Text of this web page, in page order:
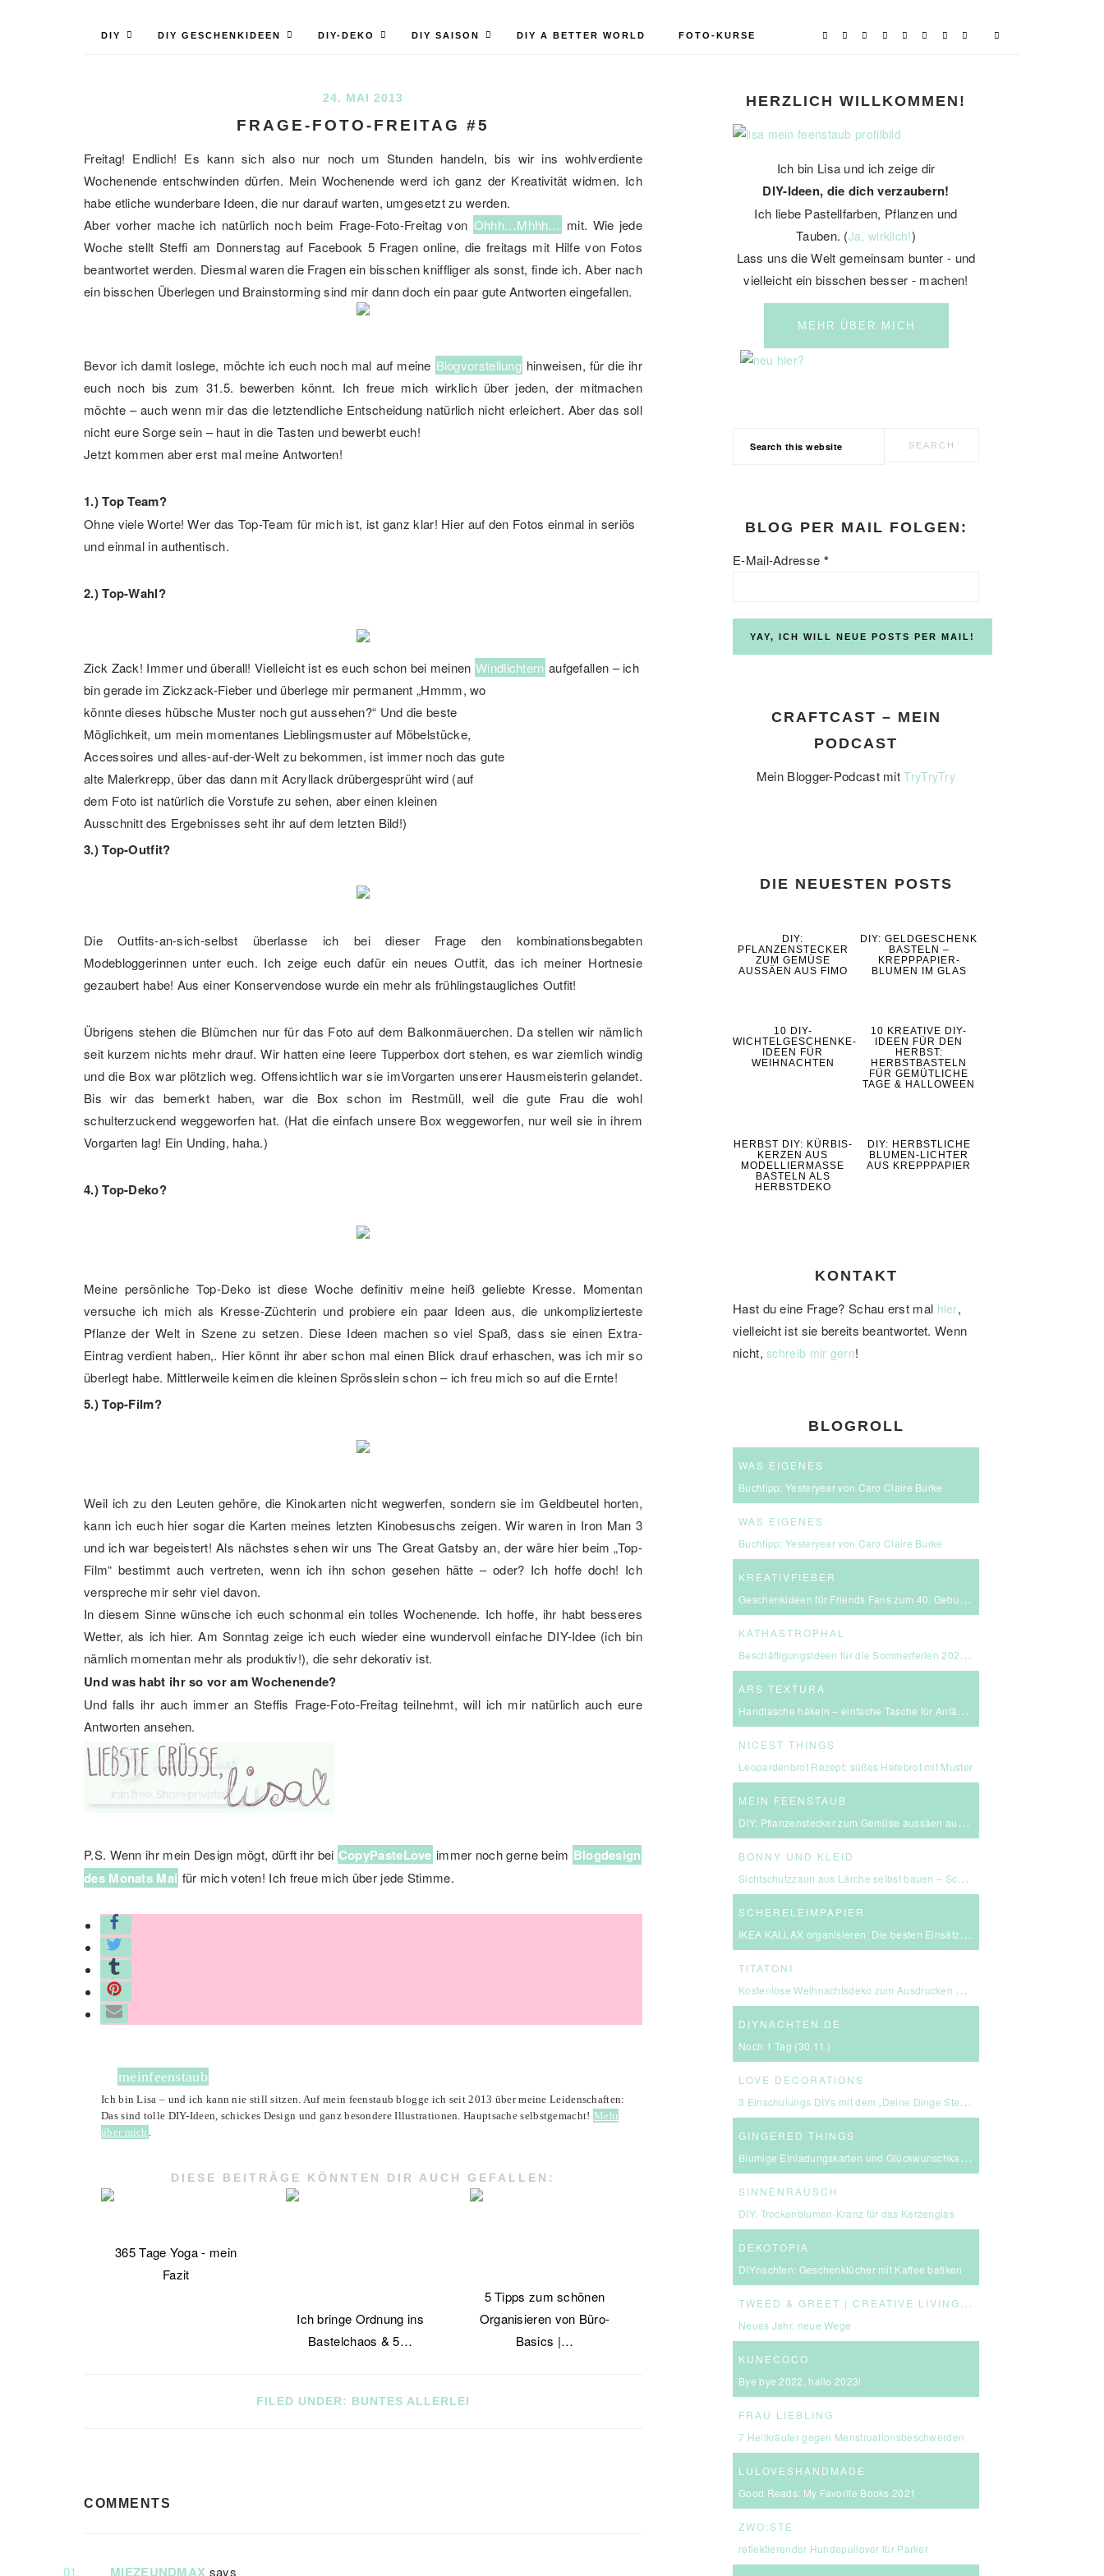
DIY DIY GESCHENKIDEEN DIY-DEKO DIY SAISON DIY A BETTER WORLD FOTO-KURSE
24. MAI 2013
FRAGE-FOTO-FREITAG #5
Freitag! Endlich! Es kann sich also nur noch um Stunden handeln, bis wir ins wohlverdiente
Wochenende entschwinden dürfen. Mein Wochenende werd ich ganz der Kreativität widmen. Ich
habe etliche wunderbare Ideen, die nur darauf warten, umgesetzt zu werden.
Aber vorher mache ich natürlich noch beim Frage-Foto-Freitag von Ohhh…Mhhh… mit. Wie jede
Woche stellt Steffi am Donnerstag auf Facebook 5 Fragen online, die freitags mit Hilfe von Fotos
beantwortet werden. Diesmal waren die Fragen ein bisschen kniffliger als sonst, finde ich. Aber nach
ein bisschen Überlegen und Brainstorming sind mir dann doch ein paar gute Antworten eingefallen.
Bevor ich damit loslege, möchte ich euch noch mal auf meine Blogvorstellung hinweisen, für die ihr
euch noch bis zum 31.5. bewerben könnt. Ich freue mich wirklich über jeden, der mitmachen
möchte – auch wenn mir das die letztendliche Entscheidung natürlich nicht erleichert. Aber das soll
nicht eure Sorge sein – haut in die Tasten und bewerbt euch!
Jetzt kommen aber erst mal meine Antworten!
1.) Top Team?
Ohne viele Worte! Wer das Top-Team für mich ist, ist ganz klar! Hier auf den Fotos einmal in seriös
und einmal in authentisch.
2.) Top-Wahl?
Zick Zack! Immer und überall! Vielleicht ist es euch schon bei meinen Windlichtern aufgefallen – ich
bin gerade im Zickzack-Fieber und überlege mir permanent „Hmmm, wo
könnte dieses hübsche Muster noch gut aussehen?“ Und die beste
Möglichkeit, um mein momentanes Lieblingsmuster auf Möbelstücke,
Accessoires und alles-auf-der-Welt zu bekommen, ist immer noch das gute
alte Malerkrepp, über das dann mit Acryllack drübergesprüht wird (auf
dem Foto ist natürlich die Vorstufe zu sehen, aber einen kleinen
Ausschnitt des Ergebnisses seht ihr auf dem letzten Bild!)
3.) Top-Outfit?
Die Outfits-an-sich-selbst überlasse ich bei dieser Frage den kombinationsbegabten
Modebloggerinnen unter euch. Ich zeige euch dafür ein neues Outfit, das ich meiner Hortnesie
gezaubert habe! Aus einer Konservendose wurde ein mehr als frühlingstaugliches Outfit!
Übrigens stehen die Blümchen nur für das Foto auf dem Balkonmäuerchen. Da stellen wir nämlich
seit kurzem nichts mehr drauf. Wir hatten eine leere Tupperbox dort stehen, es war ziemlich windig
und die Box war plötzlich weg. Offensichtlich war sie imVorgarten unserer Hausmeisterin gelandet.
Bis wir das bemerkt haben, war die Box schon im Restmüll, weil die gute Frau die wohl
schulterzuckend weggeworfen hat. (Hat die einfach unsere Box weggeworfen, nur weil sie in ihrem
Vorgarten lag! Ein Unding, haha.)
4.) Top-Deko?
Meine persönliche Top-Deko ist diese Woche definitiv meine heiß geliebte Kresse. Momentan
versuche ich mich als Kresse-Züchterin und probiere ein paar Ideen aus, die unkomplizierteste
Pflanze der Welt in Szene zu setzen. Diese Ideen machen so viel Spaß, dass sie einen Extra-
Eintrag verdient haben,. Hier könnt ihr aber schon mal einen Blick drauf erhaschen, was ich mir so
überlegt habe. Mittlerweile keimen die kleinen Sprösslein schon – ich freu mich so auf die Ernte!
5.) Top-Film?
Weil ich zu den Leuten gehöre, die Kinokarten nicht wegwerfen, sondern sie im Geldbeutel horten,
kann ich euch hier sogar die Karten meines letzten Kinobesuschs zeigen. Wir waren in Iron Man 3
und ich war begeistert! Als nächstes sehen wir uns The Great Gatsby an, der wäre hier beim „Top-
Film“ bestimmt auch vertreten, wenn ich ihn schon gesehen hätte – oder? Ich hoffe doch! Ich
verspreche mir sehr viel davon.
In diesem Sinne wünsche ich euch schonmal ein tolles Wochenende. Ich hoffe, ihr habt besseres
Wetter, als ich hier. Am Sonntag zeige ich euch wieder eine wundervoll einfache DIY-Idee (ich bin
nämlich momentan mehr als produktiv!), die sehr dekorativ ist.
Und was habt ihr so vor am Wochenende?
Und falls ihr auch immer an Steffis Frage-Foto-Freitag teilnehmt, will ich mir natürlich auch eure
Antworten ansehen.
P.S. Wenn ihr mein Design mögt, dürft ihr bei CopyPasteLove immer noch gerne beim Blogdesign
des Monats Mai für mich voten! Ich freue mich über jede Stimme.
meinfeenstaub
Ich bin Lisa – und ich kann nie still sitzen. Auf mein feenstaub blogge ich seit 2013 über meine Leidenschaften:
Das sind tolle DIY-Ideen, schickes Design und ganz besondere Illustrationen. Hauptsache selbstgemacht! Mehr
über mich .
DIESE BEITRÄGE KÖNNTEN DIR AUCH GEFALLEN:
365 Tage Yoga - mein
Fazit
Ich bringe Ordnung ins
Bastelchaos & 5…
5 Tipps zum schönen
Organisieren von Büro-
Basics |…
FILED UNDER: BUNTES ALLERLEI
INTERACTIONS
COMMENTS
MIEZEUNDMAX says
PRIMARY
SIDEBAR
HERZLICH WILLKOMMEN!
Ich bin Lisa und ich zeige dir
DIY-Ideen, die dich verzaubern!
Ich liebe Pastellfarben, Pflanzen und
Tauben. (Ja, wirklich!)
Lass uns die Welt gemeinsam bunter - und
vielleicht ein bisschen besser - machen!
MEHR ÜBER MICH
BLOG PER MAIL FOLGEN:
E-Mail-Adresse *
CRAFTCAST – MEIN
PODCAST
Mein Blogger-Podcast mitTryTryTry
DIE NEUESTEN POSTS
DIY:
PFLANZENSTECKER
ZUM GEMÜSE
AUSSÄEN AUS FIMO
DIY: GELDGESCHENK
BASTELN –
KREPPPAPIER-
BLUMEN IM GLAS
10 DIY-
WICHTELGESCHENKE-
IDEEN FÜR
WEIHNACHTEN
10 KREATIVE DIY-
IDEEN FÜR DEN
HERBST:
HERBSTBASTELN
FÜR GEMÜTLICHE
TAGE & HALLOWEEN
HERBST DIY: KÜRBIS-
KERZEN AUS
MODELLIERMASSE
BASTELN ALS
HERBSTDEKO
DIY: HERBSTLICHE
BLUMEN-LICHTER
AUS KREPPPAPIER
KONTAKT
Hast du eine Frage? Schau erst mal hier,
vielleicht ist sie bereits beantwortet. Wenn
nicht,schreib mir gern!
BLOGROLL
WAS EIGENES
Buchtipp: Yesteryear von Caro Claire Burke
WAS EIGENES
Buchtipp: Yesteryear von Caro Claire Burke
KREATIVFIEBER
Geschenkideen für Friends Fans zum 40. Geburtstag
KATHASTROPHAL
Beschäftigungsideen für die Sommerferien 2026 – in Ludwigsburg, Stuttgart & Umgebung
ARS TEXTURA
Handtasche häkeln – einfache Tasche für Anfängerinnen
NICEST THINGS
Leopardenbrot Rezept: süßes Hefebrot mit Muster
MEIN FEENSTAUB
DIY: Pflanzenstecker zum Gemüse aussäen aus FIMO
BONNY UND KLEID
Sichtschutzzaun aus Lärche selbst bauen – Schritt-für-Schritt-Anleitung & Kosten
SCHERELEIMPAPIER
IKEA KALLAX organisieren: Die besten Einsätze für mehr Ordnung
TITATONI
Kostenlose Weihnachtsdeko zum Ausdrucken – eine kleine Girlande für euer Zuhause ☆
DIYNACHTEN.DE
Noch 1 Tag (30.11.)
LOVE DECORATIONS
3 Einschulungs DIYs mit dem „Deine Dinge Stempel – School Edition“ #BackToSchool + Gewinnspiel
GINGERED THINGS
Blumige Einladungskarten und Glückwunschkarten von Send a Smile
SINNENRAUSCH
DIY: Trockenblumen-Kranz für das Kerzenglas
DEKOTOPIA
DIYnachten: Geschenktücher mit Kaffee batiken
T
WEED & GREET | CREATIVE LIVING & BOLD CHOICES
Neues Jahr, neue Wege
KUNECOCO
Bye bye 2022, hallo 2023!
FRAU LIEBLING
7 Heilkräuter gegen Menstruationsbeschwerden
LULOVESHANDMADE
Good Reads: My Favorite Books 2021
ZWO:STE
reflektierender Hundepullover für Parker